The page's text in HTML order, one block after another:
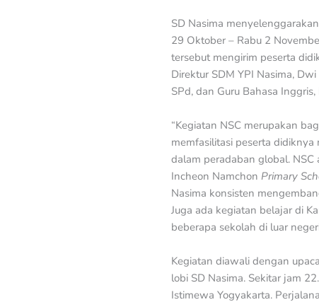
SD Nasima
29 Oktober – Rabu 2
tersebut mengirim peserta
Direktur SDM YPI Nasima,
SPd, dan Guru Bahasa
“Kegiatan NSC merupakan
memfasilitasi peserta
dalam peradaban global.
Incheon Namchon Primary
Nasima konsisten
Juga ada kegiatan belajar di
beberapa sekolah di luar
Kegiatan diawali dengan
lobi SD Nasima. Sekitar jam
Istimewa Yogyakarta.